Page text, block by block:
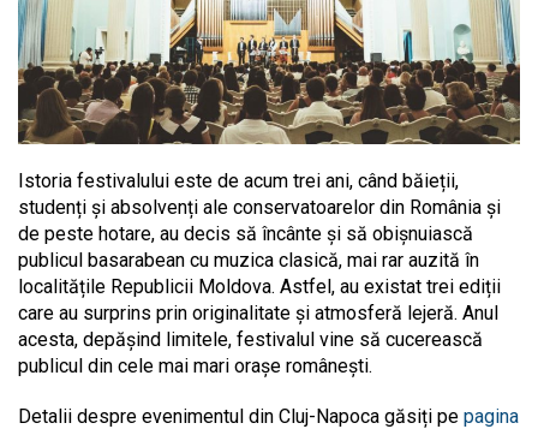
Istoria festivalului este de acum trei ani, când băieții,
studenți și absolvenți ale conservatoarelor din România și
de peste hotare, au decis să încânte și să obișnuiască
publicul basarabean cu muzica clasică, mai rar auzită în
localitățile Republicii Moldova. Astfel, au existat trei ediții
care au surprins prin originalitate și atmosferă lejeră. Anul
acesta, depășind limitele, festivalul vine să cucerească
publicul din cele mai mari orașe românești.
Detalii despre evenimentul din Cluj-Napoca găsiți pe pagina